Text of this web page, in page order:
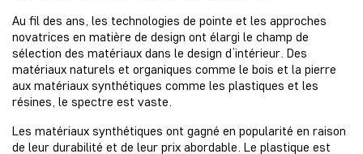
Au fil des ans, les technologies de pointe et les approches
novatrices en matière de design ont élargi le champ de
sélection des matériaux dans le design d’intérieur. Des
matériaux naturels et organiques comme le bois et la pierre
aux matériaux synthétiques comme les plastiques et les
résines, le spectre est vaste.
Les matériaux synthétiques ont gagné en popularité en raison
de leur durabilité et de leur prix abordable. Le plastique est